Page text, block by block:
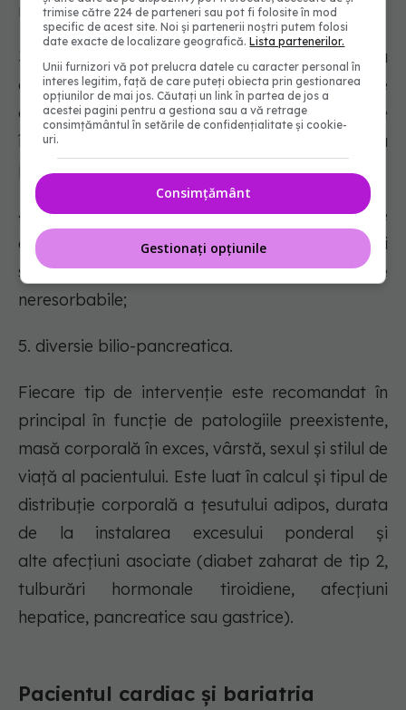
micii curburi;
3. gastric bypass este procedeul în urma căruia
alimentele ocolesc cea mai mare parte
a stomacului și o porțiune din intestinul subțire
în care se produce absorbția
principiilor nutritive;
4. plicatura gastrică care presupune
efectuarea unor pliuri în peretele gastric și
suturarea acestora cu fire chirurgicale
neresorbabile;
5. diversie bilio-pancreatica.
Fiecare tip de intervenție este recomandat în
principal în funcție de patologiile preexistente,
masă corporală în exces, vârstă, sexul și stilul de
viață al pacientului. Este luat în calcul și tipul de
distribuție corporală a țesutului adipos, durata
de la instalarea excesului ponderal și
alte afecțiuni asociate (diabet zaharat de tip 2,
tulburări hormonale tiroidiene, afecțiuni
hepatice, pancreatice sau gastrice).
Pacientul cardiac și bariatria
trimise către 224 de parteneri sau pot fi folosite în mod
specific de acest site. Noi și partenerii noștri putem folosi
date exacte de localizare geografică.Lista partenerilor.
Unii furnizori vă pot prelucra datele cu caracter personal în
interes legitim, față de care puteți obiecta prin gestionarea
opțiunilor de mai jos. Căutați un link în partea de jos a
acestei pagini pentru a gestiona sau a vă retrage
consimțământul în setările de confidențialitate și cookie-
uri.
Consimțământ
Gestionați opțiunile